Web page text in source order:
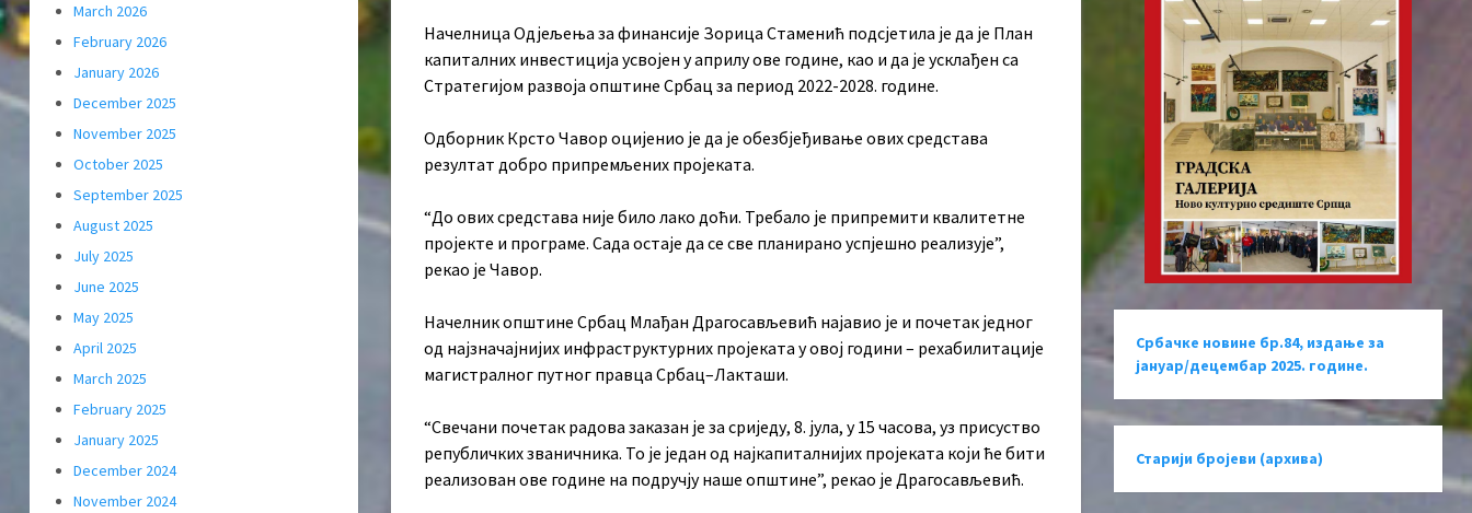
Начелница Одјељења за финансије Зорица Стаменић подсјетила је да је План
капиталних инвестиција усвојен у априлу ове године, као и да је усклађен са
Стратегијом развоја општине Србац за период 2022-2028. године.
Одборник Крсто Чавор оцијенио је да је обезбјеђивање ових средстава
резултат добро припремљених пројеката.
“До ових средстава није било лако доћи. Требало је припремити квалитетне
пројекте и програме. Сада остаје да се све планирано успјешно реализује”,
рекао је Чавор.
Начелник општине Србац Млађан Драгосављевић најавио је и почетак једног
од најзначајнијих инфраструктурних пројеката у овој години – рехабилитације
магистралног путног правца Србац–Лакташи.
“Свечани почетак радова заказан је за сриједу, 8. јула, у 15 часова, уз присуство
републичких званичника. То је један од најкапиталнијих пројеката који ће бити
реализован ове године на подручју наше општине”, рекао је Драгосављевић.
March 2026
February 2026
January 2026
December 2025
November 2025
October 2025
September 2025
August 2025
July 2025
June 2025
May 2025
April 2025
March 2025
February 2025
January 2025
December 2024
November 2024
Србачке новине бр.84, издање за
јануар/децембар 2025. године.
Старији бројеви (архива)